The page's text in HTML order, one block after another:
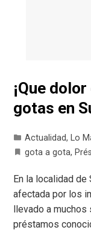
¡Que
gotas en
Actualidad, Lo
gota a gota,
En la localidad de
afectada por los
llevado a muchos
préstamos